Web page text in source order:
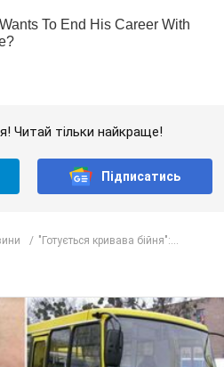
Читай тільки найкраще!
Підписатись
"Готується кривава бійня":...